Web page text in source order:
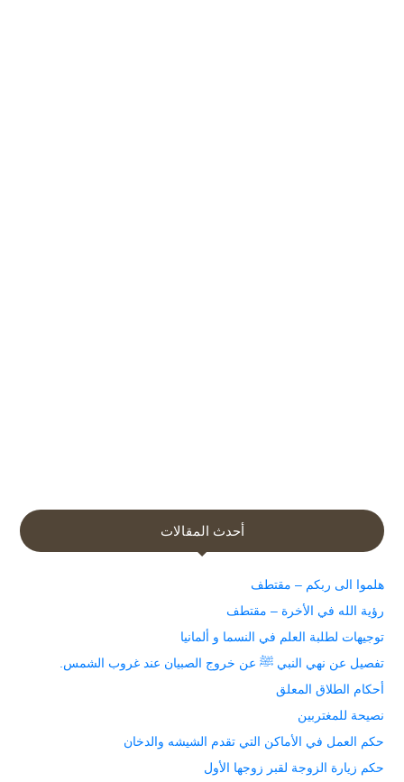
أحدث المقالات
هلموا الى ربكم – مقتطف
رؤية الله في الأخرة – مقتطف
توجيهات لطلبة العلم في النسما و ألمانيا
تفصيل عن نهي النبي ﷺ عن خروج الصبيان عند غروب الشمس.
أحكام الطلاق المعلق
نصيحة للمغتربين
حكم العمل في الأماكن التي تقدم الشيشه والدخان
حكم زيارة الزوجة لقبر زوجها الأول